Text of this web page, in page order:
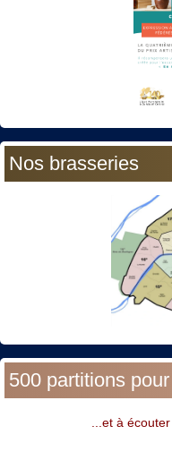
Nos brasseries
500 partitions
...et à